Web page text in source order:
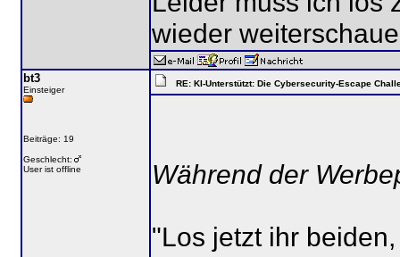
wieder
bt3
Einsteiger
Beiträge: 19
Geschlecht:
User ist offline
RE: KI-Unterstützt: Die Cybersecurity-Escape
Während der
"Los jetzt ihr